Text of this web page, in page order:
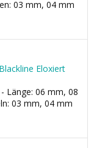
03 mm, 04 mm
Eloxiert
Länge: 06 mm, 08
03 mm, 04 mm